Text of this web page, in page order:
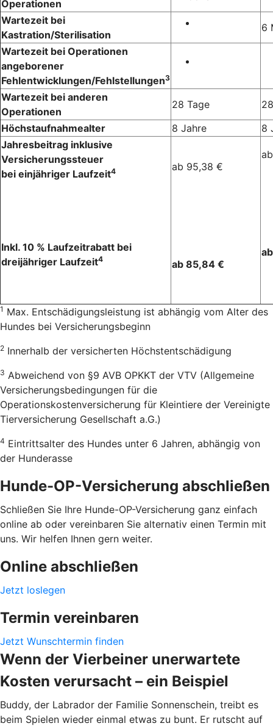
Operationen
Wartezeit bei
Kastration/Sterilisation
6
Wartezeit bei Operationen
angeborener
Fehlentwicklungen/Fehlstellungen3
Wartezeit bei anderen
Operationen
28 Tage
Höchstaufnahmealter
8 Jahre
8
Jahresbeitrag inklusive
Versicherungssteuer
bei einjähriger Laufzeit4
Inkl. 10 % Laufzeitrabatt bei
dreijähriger Laufzeit4
ab 95,38 €
ab 85,84 €
1 Max. Entschädigungsleistung ist abhängig vom Alter des
Hundes bei Versicherungsbeginn
2 Innerhalb der versicherten Höchstentschädigung
3 Abweichend von §9 AVB OPKKT der VTV (Allgemeine
Versicherungsbedingungen für die
Operationskostenversicherung für Kleintiere der Vereinigte
Tierversicherung Gesellschaft a.G.)
4 Eintrittsalter des Hundes unter 6 Jahren, abhängig von
der Hunderasse
Hunde-OP-Versicherung abschließen
Schließen Sie Ihre Hunde-OP-Versicherung ganz einfach
online ab oder vereinbaren Sie alternativ einen Termin mit
uns. Wir helfen Ihnen gern weiter.
Online abschließen
Jetzt loslegen
Termin vereinbaren
Jetzt Wunschtermin finden
Wenn der Vierbeiner unerwartete
Kosten verursacht – ein Beispiel
Buddy, der Labrador der Familie Sonnenschein, treibt es
beim Spielen wieder einmal etwas zu bunt. Er rutscht auf